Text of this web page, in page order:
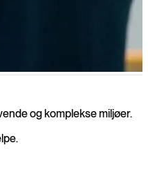
og komplekse miljøer.